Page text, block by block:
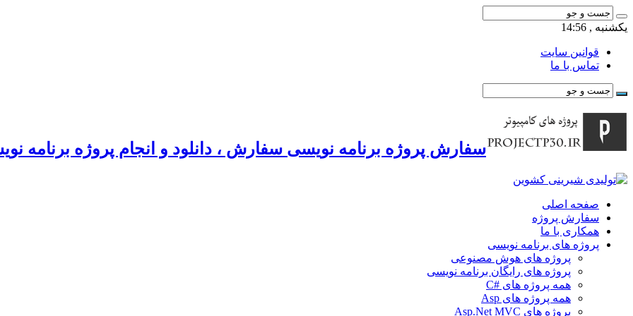
یکشنبه , 14:56
قوانین سایت
تماس با ما
سفارش پروژه برنامه نویسی سفارش ، دانلود و انجام پروژه برنامه
صفحه اصلی
سفارش پروژه
همکاری با ما
پروژه های برنامه نویسی
پروژه های هوش مصنوعی
پروژه های رایگان برنامه نویسی
همه پروژه های #C
همه پروژه های Asp
پروژه های Asp.Net MVC